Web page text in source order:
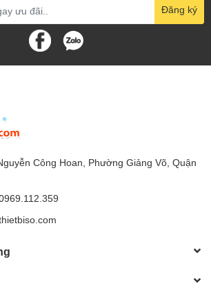
Đăng ký
Công Hoan, Phường Giảng Võ, Quận